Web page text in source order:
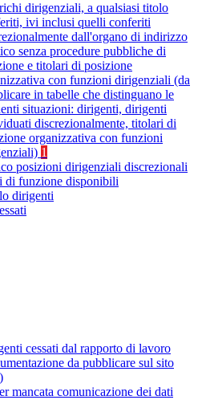
dirigenziali, a qualsiasi titolo
ivi inclusi quelli conferiti
dall'organo di indirizzo
senza procedure pubbliche di
e titolari di posizione
con funzioni dirigenziali (da
in tabelle che distinguano le
situazioni: dirigenti, dirigenti
discrezionalmente, titolari di
organizzativa con funzioni
1
posizioni dirigenziali discrezionali
di funzione disponibili
dirigenti
cessati dal rapporto di lavoro
da pubblicare sul sito
mancata comunicazione dei dati